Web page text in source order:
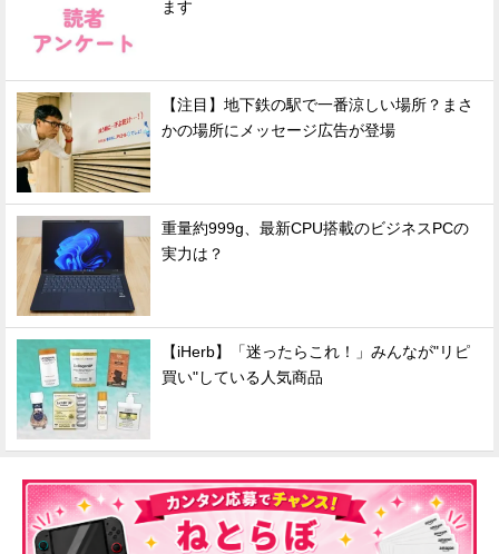
ます
【注目】地下鉄の駅で一番涼しい場所？まさ
かの場所にメッセージ広告が登場
重量約999g、最新CPU搭載のビジネスPCの
実力は？
【iHerb】「迷ったらこれ！」みんなが"リピ
買い"している人気商品